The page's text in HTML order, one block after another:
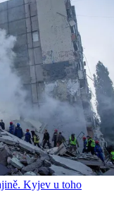
Kyjev u toho